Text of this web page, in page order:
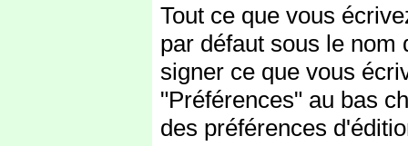
Tout ce que vous
par défaut sous le nom
signer ce que vous
"Préférences" au bas
des préférences